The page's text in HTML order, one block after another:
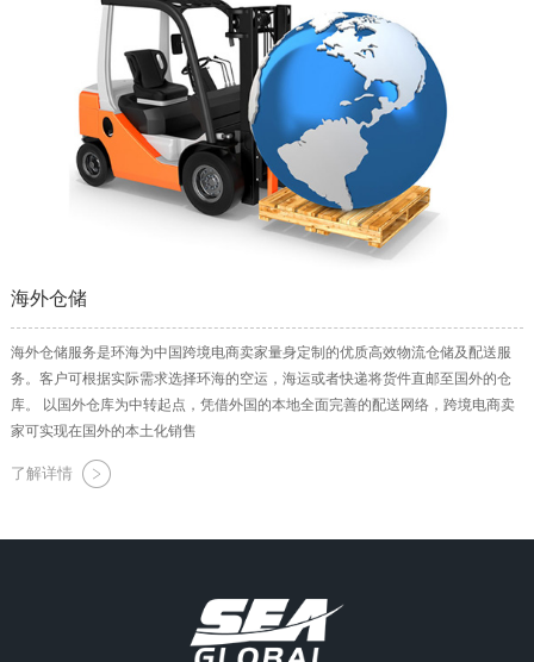
海外仓储
海外仓储服务是环海为中国跨境电商卖家量身定制的优质高效物流仓储及配送服
务。客户可根据实际需求选择环海的空运，海运或者快递将货件直邮至国外的仓
库。 以国外仓库为中转起点，凭借外国的本地全面完善的配送网络，跨境电商卖
家可实现在国外的本土化销售
了解详情